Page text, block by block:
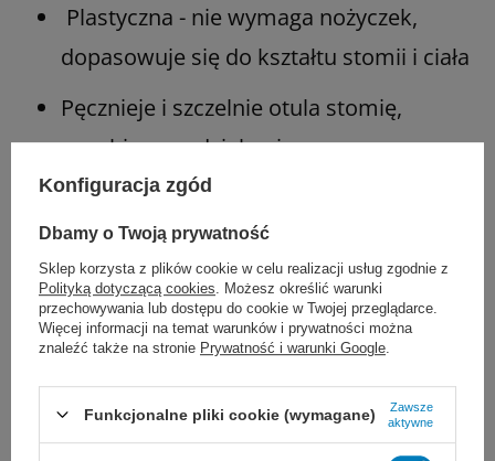
Plastyczna - nie wymaga nożyczek,
dopasowuje się do kształtu stomii i ciała
Pęcznieje i szczelnie otula stomię,
zapobiega podciekaniu
Dwuczęściowy system Natura® - można
wymieniać worek bez odklejania płytki
Odpowiednia do kolostomii, ileostomii i
urostomii
Ilość w opakowaniu: 5 sztuk
Kod produktu: ref. 401983
Konfiguracja zgód
Dbamy o Twoją prywatność
Sklep korzysta z plików cookie w celu realizacji usług zgodnie z
Polityką dotyczącą cookies . Możesz określić warunki
przechowywania lub dostępu do cookie w Twojej przeglądarce.
Więcej informacji na temat warunków i prywatności można
znaleźć także na stronie Prywatność i warunki Google
Funkcjonalne pliki cookie (wymagane)
Zawsze
aktywne